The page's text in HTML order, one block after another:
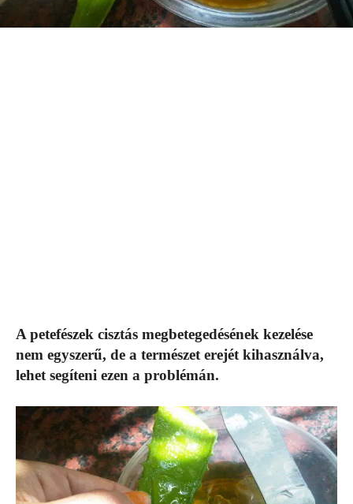
A petefészek cisztás megbetegedésének kezelése
nem egyszerű, de a természet erejét kihasználva,
lehet segíteni ezen a problémán.